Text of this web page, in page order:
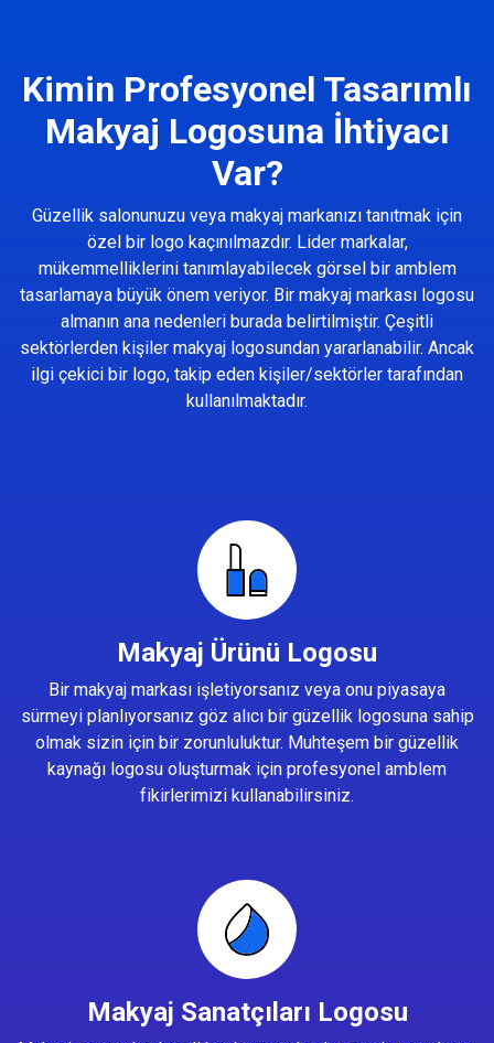
Kimin Profesyonel Tasarımlı
Makyaj Logosuna İhtiyacı
Var?
Güzellik salonunuzu veya makyaj markanızı tanıtmak için
özel bir logo kaçınılmazdır. Lider markalar,
mükemmelliklerini tanımlayabilecek görsel bir amblem
tasarlamaya büyük önem veriyor. Bir makyaj markası logosu
almanın ana nedenleri burada belirtilmiştir. Çeşitli
sektörlerden kişiler makyaj logosundan yararlanabilir. Ancak
ilgi çekici bir logo, takip eden kişiler/sektörler tarafından
kullanılmaktadır.
Makyaj Ürünü Logosu
Bir makyaj markası işletiyorsanız veya onu piyasaya
sürmeyi planlıyorsanız göz alıcı bir güzellik logosuna sahip
olmak sizin için bir zorunluluktur. Muhteşem bir güzellik
kaynağı logosu oluşturmak için profesyonel amblem
fikirlerimizi kullanabilirsiniz.
Makyaj Sanatçıları Logosu